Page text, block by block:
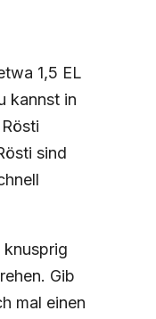
1,5 EL
kannst in
sind
knusprig
Gib
mal einen